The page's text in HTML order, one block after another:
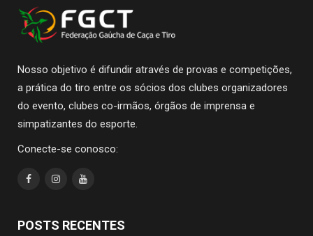
Nosso objetivo é difundir através de provas e competições,
a prática do tiro entre os sócios dos clubes organizadores
do evento, clubes co-irmãos, órgãos de imprensa e
simpatizantes do esporte.
Conecte-se conosco:
POSTS RECENTES